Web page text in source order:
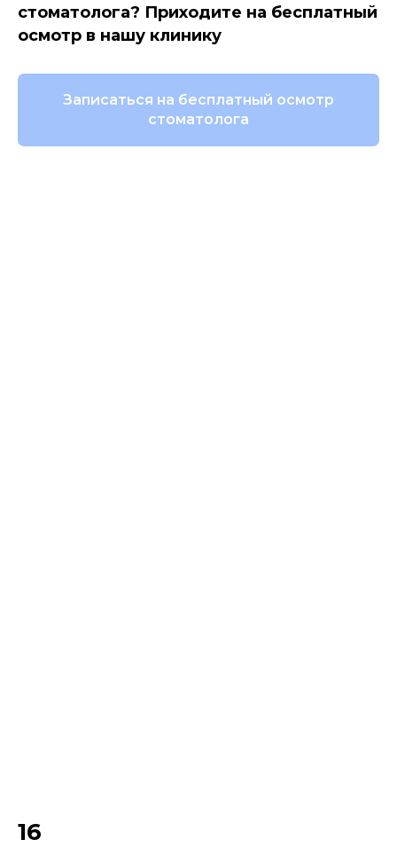
стоматолога? Приходите на бесплатный
осмотр в нашу клинику
Записаться на бесплатный осмотр
стоматолога
16